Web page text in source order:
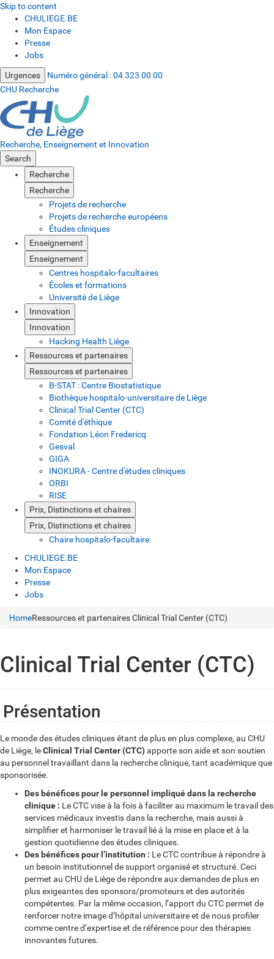
Skip to content
CHULIEGE.BE
Mon Espace
Presse
Jobs
Urgences Numéro général :04 323 00 00
CHU Recherche
Recherche, Enseignement et Innovation
Search
Recherche
Recherche
Projets de recherche
Projets de recherche européens
Études cliniques
Enseignement
Enseignement
Centres hospitalo-facultaires
Écoles et formations
Université de Liège
Innovation
Innovation
Hacking Health Liège
Ressources et partenaires
Ressources et partenaires
B-STAT : Centre Biostatistique
Biothèque hospitalo-universitaire de Liège
Clinical Trial Center (CTC)
Comité d'éthique
Fondation Léon Fredericq
Gesval
GIGA
INOKURA - Centre d'études cliniques
ORBI
RISE
Prix, Distinctions et chaires
Prix, Distinctions et chaires
Chaire hospitalo-facultaire
CHULIEGE.BE
Mon Espace
Presse
Jobs
HomeRessources et partenairesClinical Trial Center (CTC)
Clinical Trial Center (CTC)
Présentation
Le monde des études cliniques étant de plus en plus complexe, au CHU
de Liège, leClinical Trial Center (CTC)apporte son aide et son soutien
au personnel travaillant dans la recherche clinique, tant académique que
sponsorisée.
Des bénéfices pour le personnel impliqué dans la recherche
clinique : Le CTC vise à la fois à faciliter au maximum le travail des
services médicaux investis dans la recherche, mais aussi à
simplifier et harmoniser le travail lié à la mise en place et à la
gestion quotidienne des études cliniques.
Des bénéfices pour l’institution : Le CTC contribue à répondre à
un besoin institutionnel de support organisé et structuré. Ceci
permet au CHU de Liège de répondre aux demandes de plus en
plus exigeantes des sponsors/promoteurs et des autorités
compétentes. Par la même occasion, l’apport du CTC permet de
renforcer notre image d’hôpital universitaire et de nous profiler
comme centre d’expertise et de référence pour des thérapies
innovantes futures.